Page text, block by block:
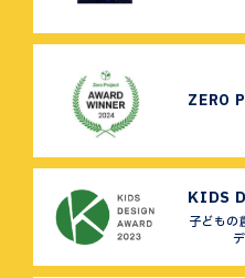
ZERO
KIDS
子どもの